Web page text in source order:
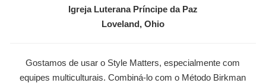
Igreja Luterana Príncipe da Paz
Loveland, Ohio
Gostamos de usar o Style Matters, especialmente com
equipes multiculturais. Combiná-lo com o Método Birkman